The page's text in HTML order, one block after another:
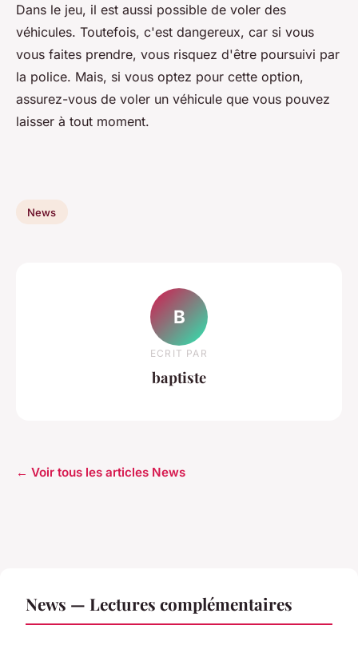
Dans le jeu, il est aussi possible de voler des
véhicules. Toutefois, c'est dangereux, car si vous
vous faites prendre, vous risquez d'être poursuivi par
la police. Mais, si vous optez pour cette option,
assurez-vous de voler un véhicule que vous pouvez
laisser à tout moment.
News
B
ECRIT PAR
baptiste
← Voir tous les articles News
News — Lectures complémentaires